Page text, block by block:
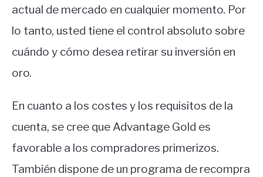
actual de mercado en cualquier momento. Por
lo tanto, usted tiene el control absoluto sobre
cuándo y cómo desea retirar su inversión en
oro.
En cuanto a los costes y los requisitos de la
cuenta, se cree que Advantage Gold es
favorable a los compradores primerizos.
También dispone de un programa de recompra